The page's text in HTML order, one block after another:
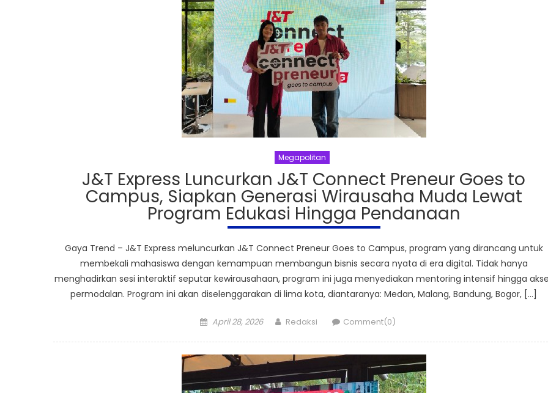
Megapolitan
J&T Express Luncurkan J&T Connect Preneur Goes to
Campus, Siapkan Generasi Wirausaha Muda Lewat
Program Edukasi Hingga Pendanaan
Gaya Trend – J&T Express meluncurkan J&T Connect Preneur Goes to Campus, program yang dirancang untuk
membekali mahasiswa dengan kemampuan membangun bisnis secara nyata di era digital. Tidak hanya
menghadirkan sesi interaktif seputar kewirausahaan, program ini juga menyediakan mentoring intensif hingga
permodalan. Program ini akan diselenggarakan di lima kota, diantaranya: Medan, Malang, Bandung, Bogor, […]
Posted
April 28, 2026 Author
Redaksi Comment(0)